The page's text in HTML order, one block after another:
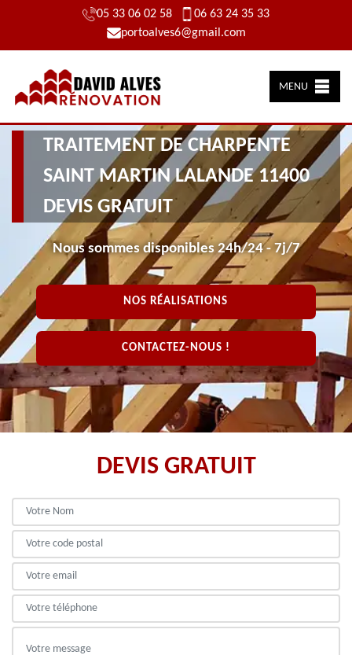
05 33 06 02 58
06 63 24 35 33
portoalves6@gmail.com
MENU
TRAITEMENT DE CHARPENTE
SAINT MARTIN LALANDE 11400
DEVIS GRATUIT
Nous sommes disponibles 24h/24 - 7j/7
NOS RÉALISATIONS
CONTACTEZ-NOUS !
DEVIS GRATUIT